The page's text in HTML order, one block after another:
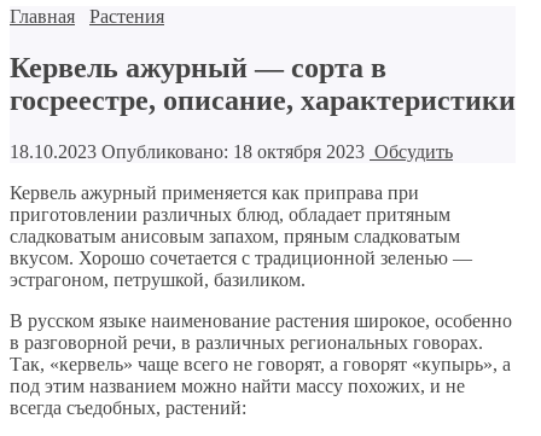
Главная
Растения
Кервель ажурный — сорта в
госреестре, описание, характеристики
18.10.2023 Опубликовано: 18 октября 2023 Обсудить
Кервель ажурный применяется как приправа при
приготовлении различных блюд, обладает притяным
сладковатым анисовым запахом, пряным сладковатым
вкусом. Хорошо сочетается с традиционной зеленью —
эстрагоном, петрушкой, базиликом.
В русском языке наименование растения широкое, особенно
в разговорной речи, в различных региональных говорах.
Так, «кервель» чаще всего не говорят, а говорят «купырь», а
под этим названием можно найти массу похожих, и не
всегда съедобных, растений: